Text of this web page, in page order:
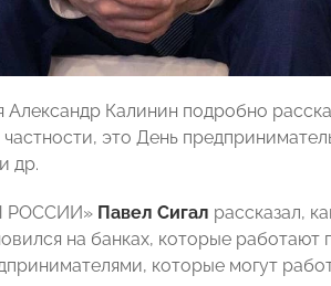
Александр Калинин подробно
это День
др.
РОССИИ» Павел Сигал рассказал,
на банках, которые
которые могут